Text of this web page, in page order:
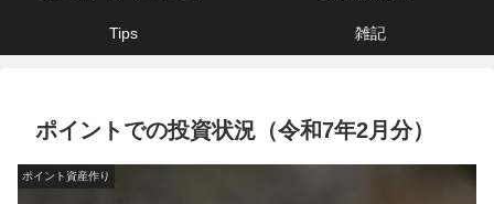
Tips 雑記
ポイントでの投資状況（令和7年2月分）
ポイント資産作り